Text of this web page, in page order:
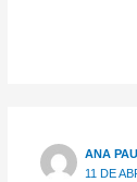
ANA
11 DE